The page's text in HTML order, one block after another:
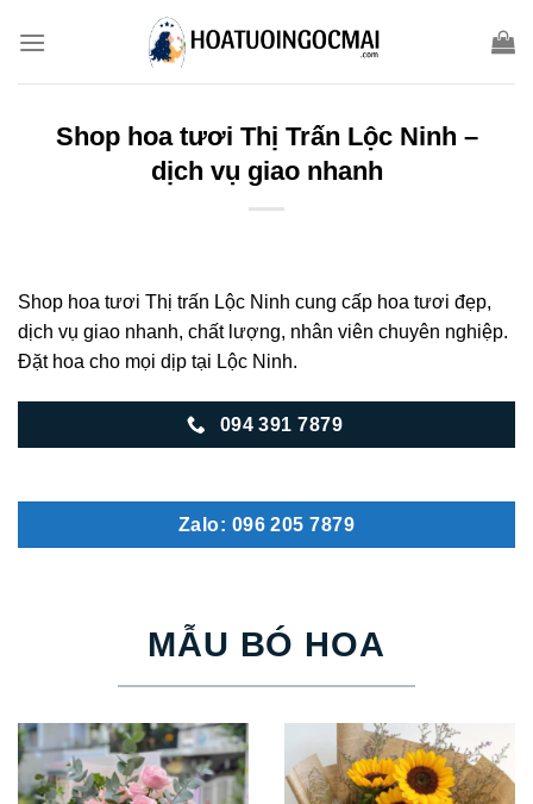
Shop hoa tươi Thị Trấn Lộc Ninh –
dịch vụ giao nhanh
Shop hoa tươi Thị trấn Lộc Ninh cung cấp hoa tươi đẹp,
dịch vụ giao nhanh, chất lượng, nhân viên chuyên nghiệp.
Đặt hoa cho mọi dịp tại Lộc Ninh.
094 391 7879
Zalo: 096 205 7879
MẪU BÓ HOA